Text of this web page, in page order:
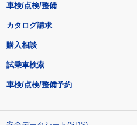
車検/点検/整備
カタログ請求
購入相談
試乗車検索
車検/点検/整備予約